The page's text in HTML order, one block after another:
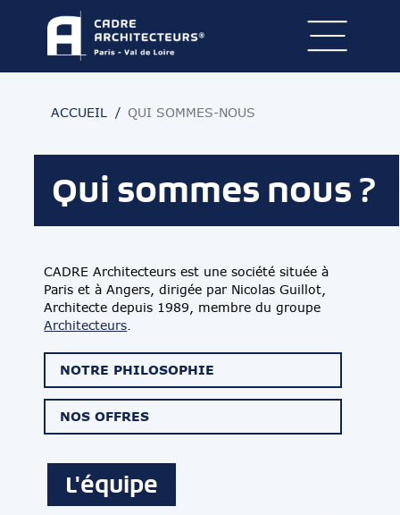
ACCUEIL QUI SOMMES-NOUS
Qui sommes nous ?
CADRE Architecteurs est une société située à
Paris et à Angers, dirigée par Nicolas Guillot,
Architecte depuis 1989, membre du groupe
Architecteurs
NOTRE PHILOSOPHIE
NOS OFFRES
L'équipe